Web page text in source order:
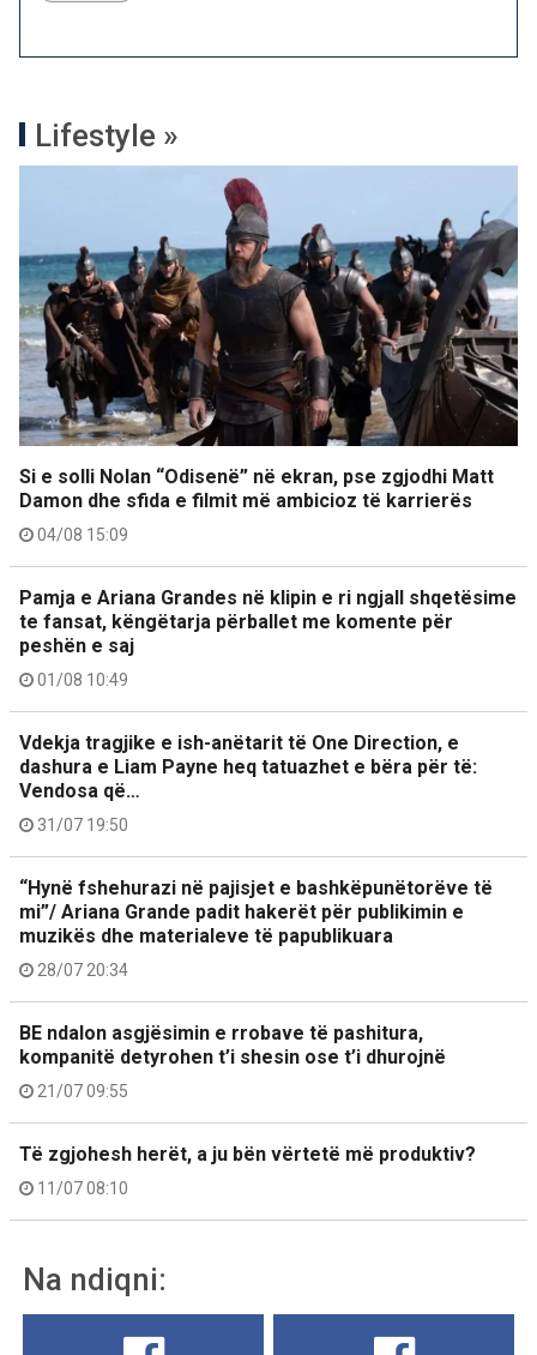
Lifestyle »
Si e solli Nolan “Odisenë” në ekran, pse zgjodhi Matt
Damon dhe sfida e filmit më ambicioz të karrierës
04/08 15:09
Pamja e Ariana Grandes në klipin e ri ngjall shqetësime
te fansat, këngëtarja përballet me komente për
peshën e saj
01/08 10:49
Vdekja tragjike e ish-anëtarit të One Direction, e
dashura e Liam Payne heq tatuazhet e bëra për të:
Vendosa që…
31/07 19:50
“Hynë fshehurazi në pajisjet e bashkëpunëtorëve të
mi”/ Ariana Grande padit hakerët për publikimin e
muzikës dhe materialeve të papublikuara
28/07 20:34
BE ndalon asgjësimin e rrobave të pashitura,
kompanitë detyrohen t’i shesin ose t’i dhurojnë
21/07 09:55
Të zgjohesh herët, a ju bën vërtetë më produktiv?
11/07 08:10
Na ndiqni: